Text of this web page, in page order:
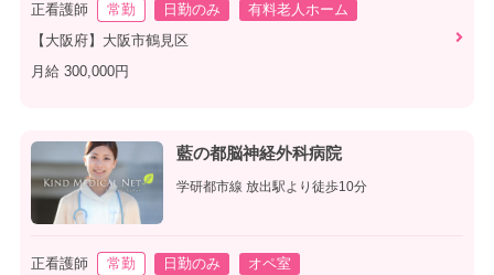
正看護師 常勤 日勤のみ
有料老人ホーム
【大阪府】大阪市鶴見区
月給 300,000円
藍の都脳神経外科病院
学研都市線 放出駅より徒歩10分
正看護師 常勤 日勤のみ
オペ室